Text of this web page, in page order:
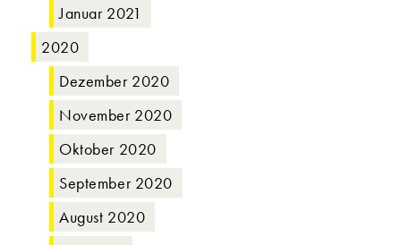
Januar 2021
2020
Dezember 2020
November 2020
Oktober 2020
September 2020
August 2020